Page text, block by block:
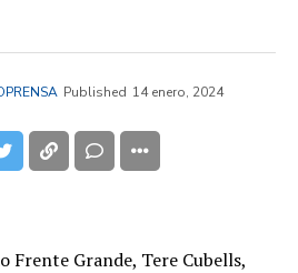
Published 14 enero, 2024
Frente Grande, Tere Cubells,